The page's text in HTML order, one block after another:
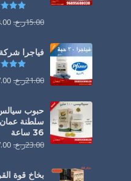
15.00ر.ع.
فياجرا شركة Pfizer في عُمان
21.00ر.ع.
سلطنة عمان
36 ساعة
23.00ر.ع.
بخاخ قوة